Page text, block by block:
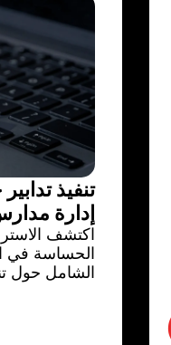
تنفيذ
إدارة
اكتشف
الحساسة في
الشامل حول